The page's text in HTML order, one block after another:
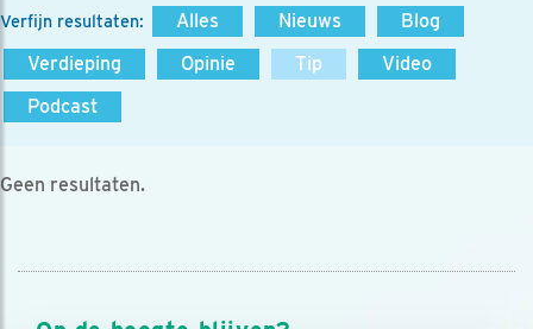
Verfijn resultaten: Alles Nieuws
Blog
Verdieping
Opinie Tip
Video
Podcast
Geen resultaten.